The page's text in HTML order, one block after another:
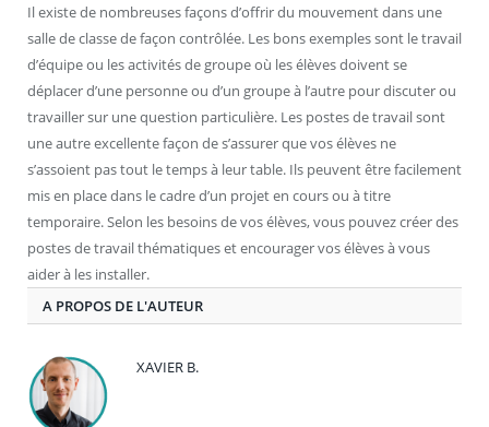
Il existe de nombreuses façons d’offrir du mouvement dans une
salle de classe de façon contrôlée. Les bons exemples sont le travail
d’équipe ou les activités de groupe où les élèves doivent se
déplacer d’une personne ou d’un groupe à l’autre pour discuter ou
travailler sur une question particulière. Les postes de travail sont
une autre excellente façon de s’assurer que vos élèves ne
s’assoient pas tout le temps à leur table. Ils peuvent être facilement
mis en place dans le cadre d’un projet en cours ou à titre
temporaire. Selon les besoins de vos élèves, vous pouvez créer des
postes de travail thématiques et encourager vos élèves à vous
aider à les installer.
A PROPOS DE L'AUTEUR
XAVIER B.